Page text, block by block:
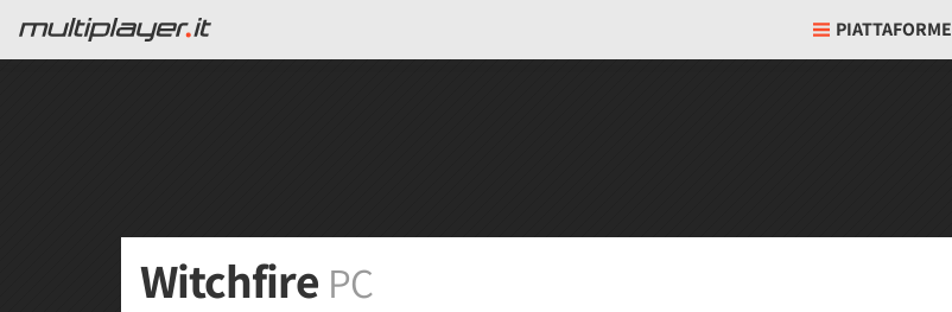
PIATTAFORME
Witchfire PC